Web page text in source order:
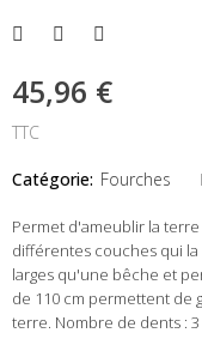
45,96 €
TTC
Catégorie: Fourches
Permet d'ameublir la
différentes couches qui
larges qu'une bêche et
de 110 cm permettent de
terre. Nombre de dents : 3